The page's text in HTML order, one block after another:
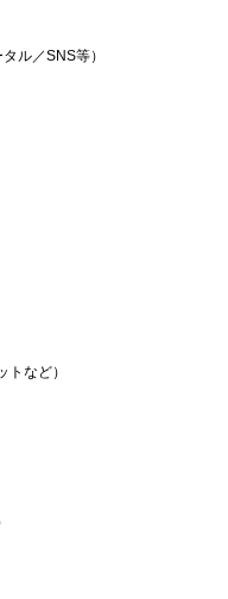
ル／SNS等）
など）